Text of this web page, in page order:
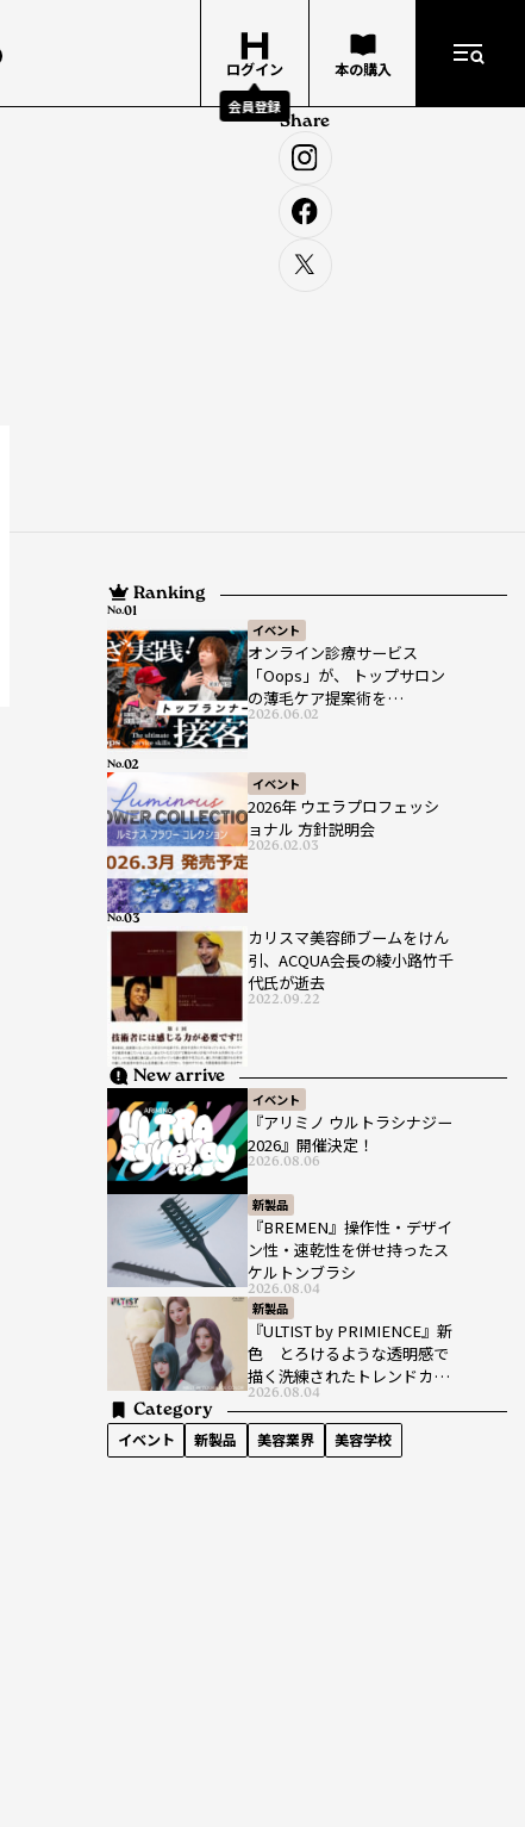
ログイン
会員登録
本の購入
Share
Ranking
イベント
オンライン診療サービス
「Oops」が、 トップサロン
の薄毛ケア提案術を
HAIRCAMPで公開！
2026.06.02
No.
イベント
2026年 ウエラプロフェッシ
ョナル 方針説明会
2026.02.03
No.
カリスマ美容師ブームをけん
引、ACQUA会長の綾小路竹千
代氏が逝去
2022.09.22
No.
New arrive
イベント
『アリミノ ウルトラシナジー
2026』開催決定！
2026.08.06
新製品
『BREMEN』操作性・デザイ
ン性・速乾性を併せ持ったス
ケルトンブラシ
2026.08.04
新製品
『ULTIST by PRIMIENCE』新
色 とろけるような透明感で
描く洗練されたトレンドカラ
ー
2026.08.04
Category
イベント 新製品 美容業界 美容学校